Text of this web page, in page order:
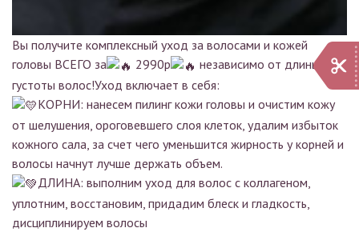
Вы получите комплексный уход за волосами и кожей
головы ВСЕГО за
2990р
независимо от длины и
густоты волос!Уход включает в себя:
КОРНИ: нанесем пилинг кожи головы и очистим кожу
от шелушения, ороговевшего слоя клеток, удалим избыток
кожного сала, за счет чего уменьшится жирность у корней и
волосы начнут лучше держать объем.
ДЛИНА: выполним уход для волос с коллагеном,
уплотним, восстановим, придадим блеск и гладкость,
дисциплинируем волосы